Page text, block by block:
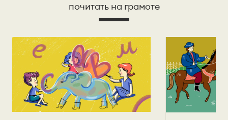
почитать на грамоте